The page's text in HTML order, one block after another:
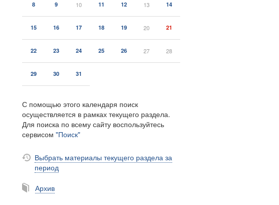
8 9 10 11 12 13 14
15 16 17 18 19 20 21
22 23 24 25 26 27 28
29 30 31
С помощью этого календаря поиск
осуществляется в рамках текущего раздела.
Для поиска по всему сайту воспользуйтесь
сервисом "Поиск"
Выбрать материалы текущего раздела за
период
Архив